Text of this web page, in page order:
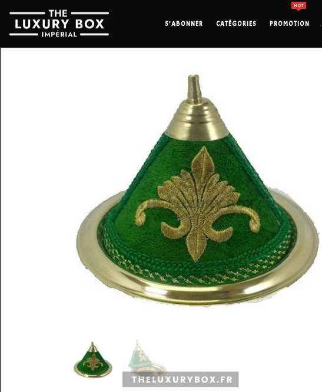
S’ABONNER CATÉGORIES PROMOTION
HOT